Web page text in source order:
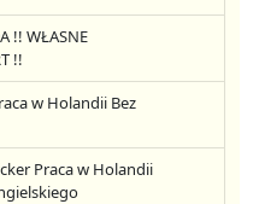
!! WŁASNE
!!
w Holandii Bez
Praca w Holandii